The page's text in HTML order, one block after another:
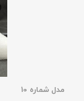
مدل شماره 10